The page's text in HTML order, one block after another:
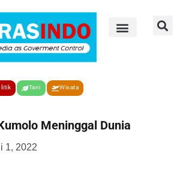
Tani Wisata
Meninggal Dunia
1, 2022